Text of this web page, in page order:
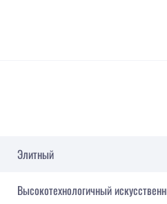
Элитный
Высокотехнологичный